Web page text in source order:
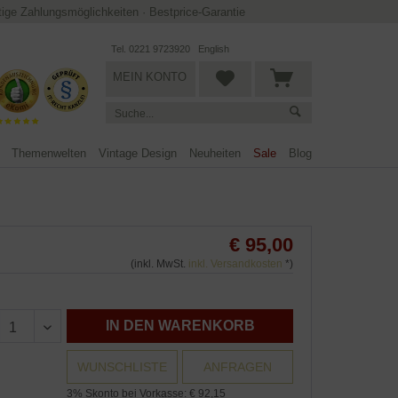
Zahlungsmöglichkeiten · Bestprice-Garantie
Tel. 0221 9723920 English
MEIN KONTO
Themenwelten Vintage Design Neuheiten Sale Blog
€ 95,00
(inkl. MwSt. inkl. Versandkosten *)
IN DEN WARENKORB
WUNSCHLISTE ANFRAGEN
3% Skonto bei Vorkasse: € 92,15